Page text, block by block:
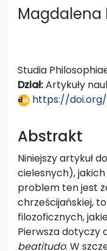
Magdalena
Studia
Dział:Artykuły
https://doi.org/
Abstrakt
Niniejszy artykuł
cielesnych),
problem ten jest
chrześcijańskiej,
filozoficznych,
Pierwsza dotyczy
beatitudo. W